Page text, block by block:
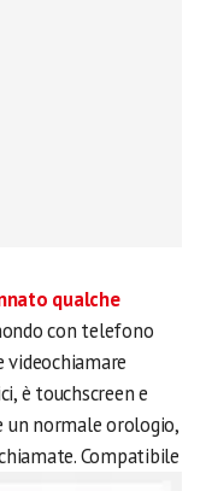
qualche
con telefono
è touchscreen e
un normale orologio,
Compatibile